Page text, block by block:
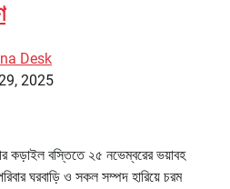
Desk
2025
কড়াইল বস্তিতে ২৫ নভেম্বরের ভয়াবহ
ঘরবাড়ি ও সকল সম্পদ হারিয়ে চরম